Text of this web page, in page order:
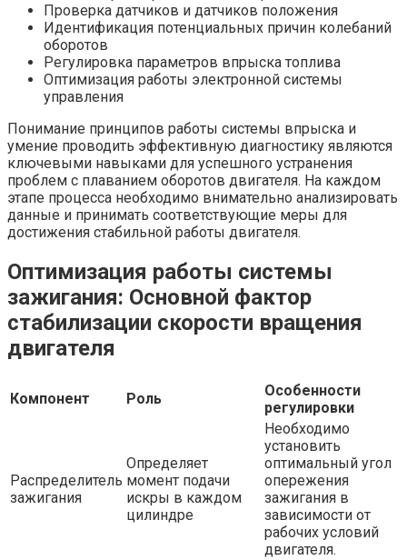
Проверка датчиков и датчиков положения
Идентификация потенциальных причин колебаний
оборотов
Регулировка параметров впрыска топлива
Оптимизация работы электронной системы
управления
Понимание принципов работы системы впрыска и
умение проводить эффективную диагностику являются
ключевыми навыками для успешного устранения
проблем с плаванием оборотов двигателя. На каждом
этапе процесса необходимо внимательно анализировать
данные и принимать соответствующие меры для
достижения стабильной работы двигателя.
Оптимизация работы системы
зажигания: Основной фактор
стабилизации скорости вращения
двигателя
Компонент Роль
Особенности
регулировки
Распределитель
зажигания
Определяет
момент подачи
искры в каждом
цилиндре
Необходимо
установить
оптимальный угол
опережения
зажигания в
зависимости от
рабочих условий
двигателя.